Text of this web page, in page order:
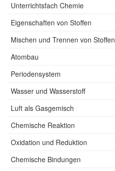
Unterrichtsfach Chemie
Eigenschaften von Stoffen
Mischen und Trennen von Stoffen
Atombau
Periodensystem
Wasser und Wasserstoff
Luft als Gasgemisch
Chemische Reaktion
Oxidation und Reduktion
Chemische Bindungen